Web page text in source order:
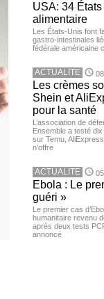
USA: 34
alimentaire
Les États-Unis font
gastro-intestinales
fédérale américaine
ACTUALITE
Les crèmes
Shein et
pour la santé
L’association de
Ensemble a testé
sur Temu,
n’offre
ACTUALITE
Ebola : Le
guéri »
Le premier cas
humanitaire revenu
après deux tests
annoncé